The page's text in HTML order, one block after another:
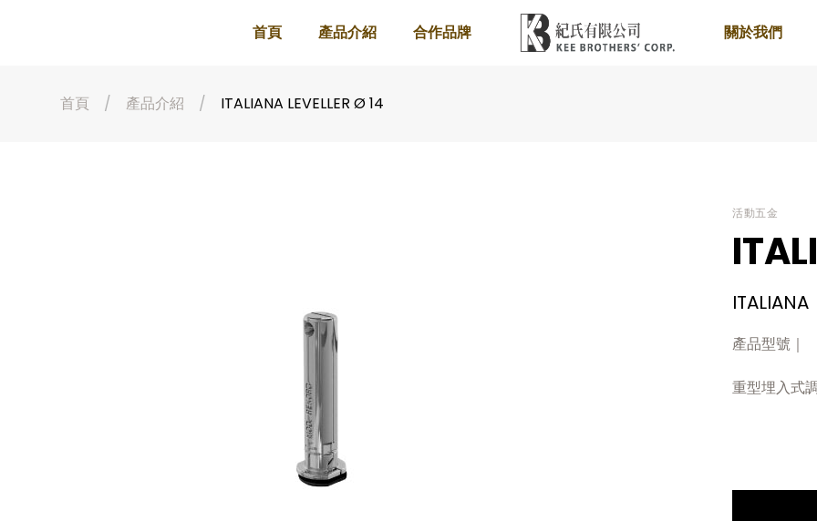
首頁 產品介紹 合作品牌 關於我們
首頁 產品介紹 ITALIANA LEVELLER Ø 14
活動五金
ITALIANA
產品型號｜
重型埋入式